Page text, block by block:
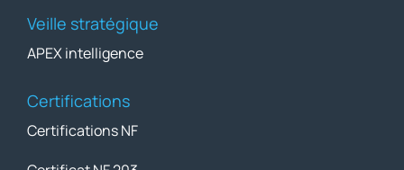
Veille stratégique
APEX intelligence
Certifications
Certifications NF